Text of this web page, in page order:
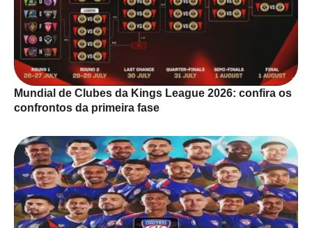
Mundial de Clubes da Kings League 2026: confira os
confrontos da primeira fase